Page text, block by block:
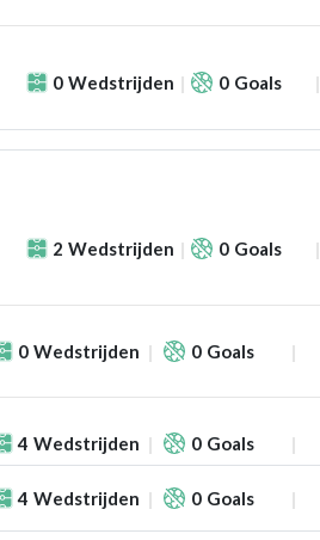
0 Wedstrijden 0 Goals
2 Wedstrijden 0 Goals
0 Wedstrijden 0 Goals
4 Wedstrijden 0 Goals
4 Wedstrijden 0 Goals